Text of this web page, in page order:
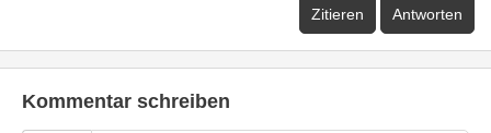
Zitieren Antworten
Kommentar schreiben